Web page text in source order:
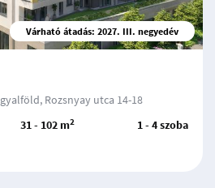
Várható átadás: 2027. III. negyedév
Rozsnyay utca 14-18
31 - 102 m2 1 - 4 szoba